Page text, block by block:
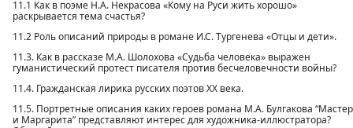
11.1 Как в поэме Н.А. Некрасова «Кому на Руси жить хорошо»
раскрывается тема счастья?
11.2 Роль описаний природы в романе И.С. Тургенева «Отцы и дети».
11.3. Как в рассказе М.А. Шолохова «Судьба человека» выражен
гуманистический протест писателя против бесчеловечности войны?
11.4. Гражданская лирика русских поэтов ХХ века.
11.5. Портретные описания каких героев романа М.А. Булгакова “Мастер
и Маргарита” представляют интерес для художника-иллюстратора?